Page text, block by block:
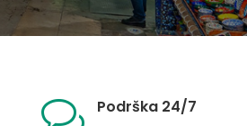
Podrška 24/7